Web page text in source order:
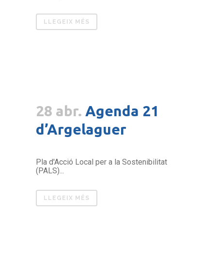
LLEGEIX MÉS
28 abr. Agenda 21
d’Argelaguer
Pla d'Acció Local per a la Sostenibilitat
(PALS)...
LLEGEIX MÉS